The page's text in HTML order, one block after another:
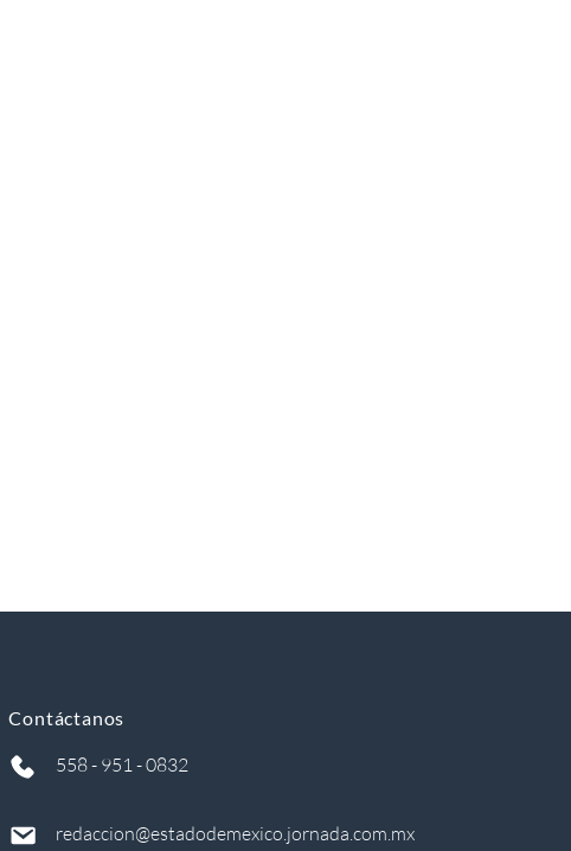
Contáctanos
558 - 951 - 0832
redaccion@estadodemexico.jornada.com.mx